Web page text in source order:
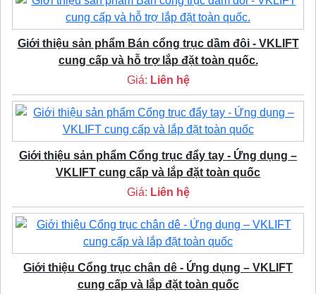
Giới thiệu sản phẩm Bán cổng trục dầm đôi - VKLIFT
cung cấp và hỗ trợ lắp đặt toàn quốc.
Giá: Liên hệ
Giới thiệu sản phẩm Cổng trục đẩy tay - Ứng dụng –
VKLIFT cung cấp và lắp đặt toàn quốc
Giá: Liên hệ
Giới thiệu Cổng trục chân dê - Ứng dụng – VKLIFT
cung cấp và lắp đặt toàn quốc